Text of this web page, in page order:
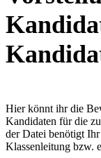
Hier könnt ihr die
Kandidaten für die
der Datei benötigt
Klassenleitung bzw.